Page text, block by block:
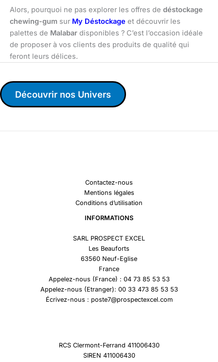
Alors, pourquoi ne pas explorer les offres de déstockage
chewing-gum sur My Déstockage et découvrir les
palettes de Malabar disponibles ? C’est l’occasion idéale
de proposer à vos clients des produits de qualité qui
feront leurs délices.
Découvrir nos Univers
Contactez-nous
Mentions légales
Conditions d’utilisation
INFORMATIONS
SARL PROSPECT EXCEL
Les Beauforts
63560 Neuf-Eglise
France
Appelez-nous (France) : 04 73 85 53 53
Appelez-nous (Etranger): 00 33 473 85 53 53
Écrivez-nous : poste7@prospectexcel.com
RCS Clermont-Ferrand 411006430
SIREN 411006430